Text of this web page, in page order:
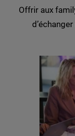
Offrir aux